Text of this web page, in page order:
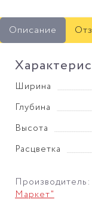
Описание
Ширина
Глубина
Высота
Расцветка
Маркет"